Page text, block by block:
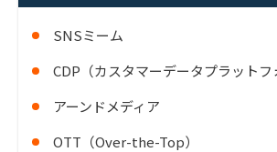
SNSミーム
CDP（カスタマーデータプラットフ
アーンドメディア
OTT（Over-the-Top）